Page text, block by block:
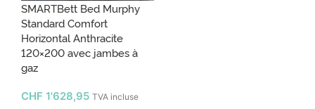
SMARTBett Bed Murphy
Standard Comfort
Horizontal Anthracite
120×200 avec jambes à
gaz
CHF 1'628,95 TVA incluse